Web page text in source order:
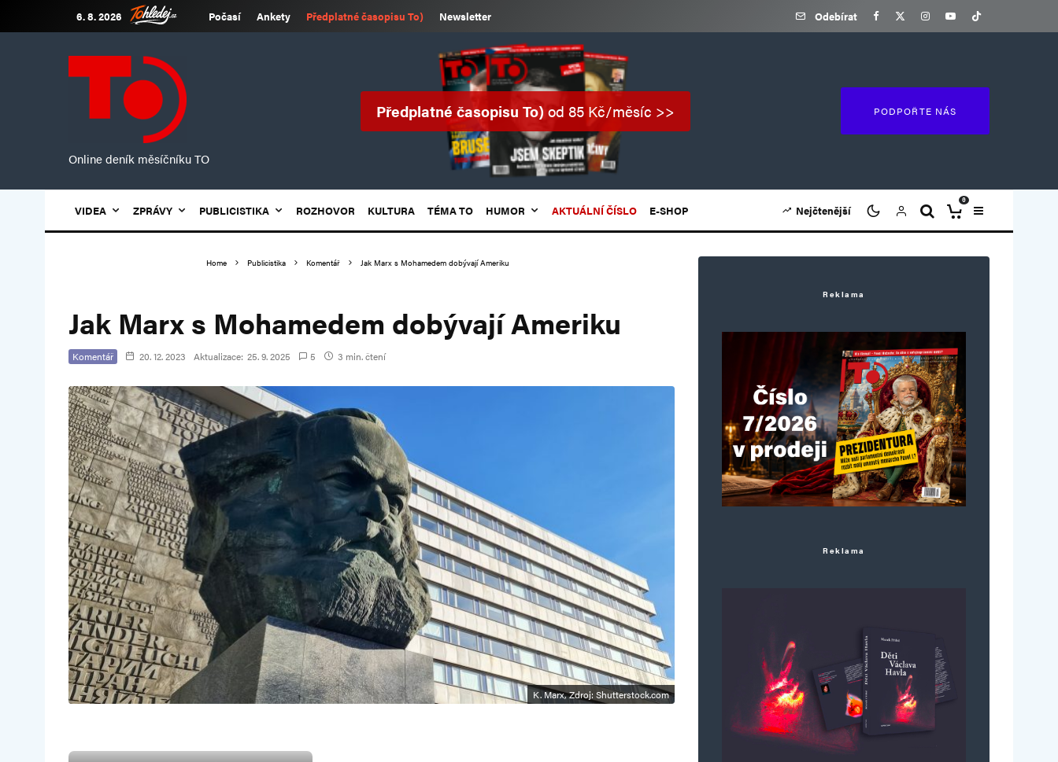
6. 8. 2026 Počasí Ankety Předplatné časopisu To) Newsletter Odebírat
Online deník měsíčníku TO
Předplatné časopisu To)od 85 Kč/měsíc >> PODPOŘTE NÁS
VIDEA ZPRÁVY PUBLICISTIKA ROZHOVOR KULTURA TÉMA TO HUMOR AKTUÁLNÍ ČÍSLO E-SHOP Nejčtenější
0
Home Publicistika Komentář Jak Marx s Mohamedem dobývají Ameriku
Jak Marx s Mohamedem dobývají Ameriku
Komentář 20. 12. 2023 Aktualizace: 25. 9. 2025 5 3 min. čtení
K. Marx, Zdroj: Shutterstock.com
Reklama
Reklama